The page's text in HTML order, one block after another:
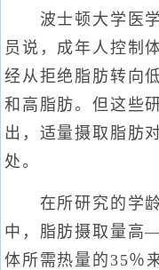
波士顿大学医学
员说，成年人控制
经从拒绝脂肪转向
和高脂肪。但这些
出，适量摄取脂肪
处。
在所研究的学龄
中，脂肪摄取量高
体所需热量的35％